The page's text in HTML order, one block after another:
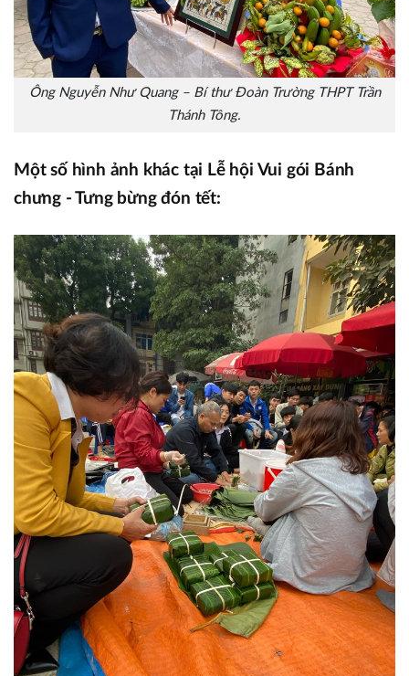
Ông Nguyễn Như Quang – Bí thư Đoàn Trường THPT Trần
Thánh Tông.
Một số hình ảnh khác tại Lễ hội Vui gói Bánh
chưng - Tưng bừng đón tết: